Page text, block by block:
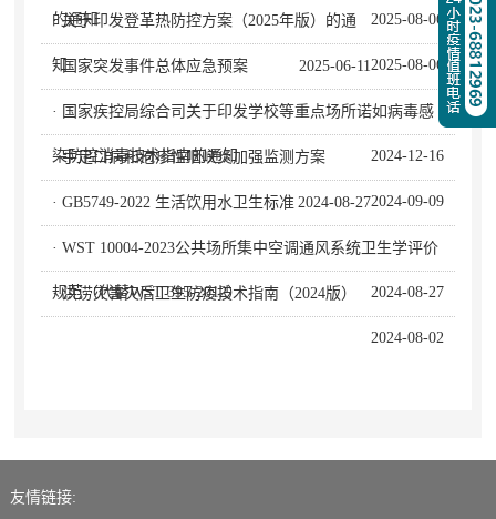
的通知 2025-08-06
· 关于印发登革热防控方案（2025年版）的通
知 2025-08-06
· 国家突发事件总体应急预案 2025-06-11
· 国家疾控局综合司关于印发学校等重点场所诺如病毒感
染防控消毒技术指南的通知 2024-12-16
· 手足口病和疱疹性咽峡炎加强监测方案
2024-09-09
· GB5749-2022 生活饮用水卫生标准 2024-08-27
· WST 10004-2023公共场所集中空调通风系统卫生学评价
规范（代替WST 395-2012） 2024-08-27
· 洪涝灾害灾后卫生防疫技术指南（2024版）
2024-08-02
友情链接: